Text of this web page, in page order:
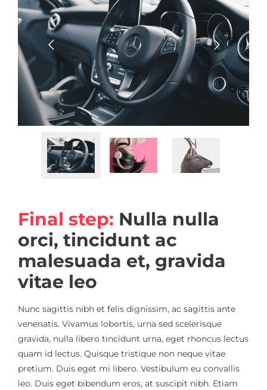
Final step: Nulla nulla
orci, tincidunt ac
malesuada et, gravida
vitae leo
Nunc sagittis nibh et felis dignissim, ac sagittis ante
venenatis. Vivamus lobortis, urna sed scelerisque
gravida, nulla libero tincidunt urna, eget rhoncus lectus
quam id lectus. Quisque tristique non neque vitae
pretium. Duis eget mi libero. Vestibulum eu convallis
leo. Duis eget bibendum eros, at suscipit nibh. Etiam